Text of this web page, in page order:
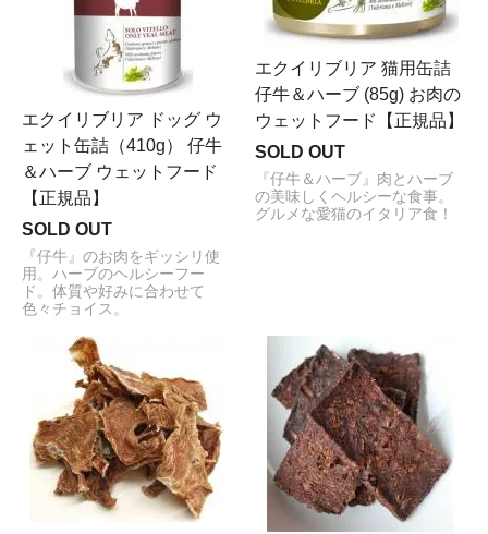
エクイリブリア ドッグ ウ
ェット缶詰（410g） 仔牛
＆ハーブ ウェットフード
【正規品】
SOLD OUT
『仔牛』のお肉をギッシリ使
用。ハーブのヘルシーフー
ド。体質や好みに合わせて
色々チョイス。
エクイリブリア 猫用缶詰
仔牛＆ハーブ (85g) お肉の
ウェットフード【正規品】
SOLD OUT
『仔牛＆ハーブ』肉とハーブ
の美味しくヘルシーな食事。
グルメな愛猫のイタリア食！